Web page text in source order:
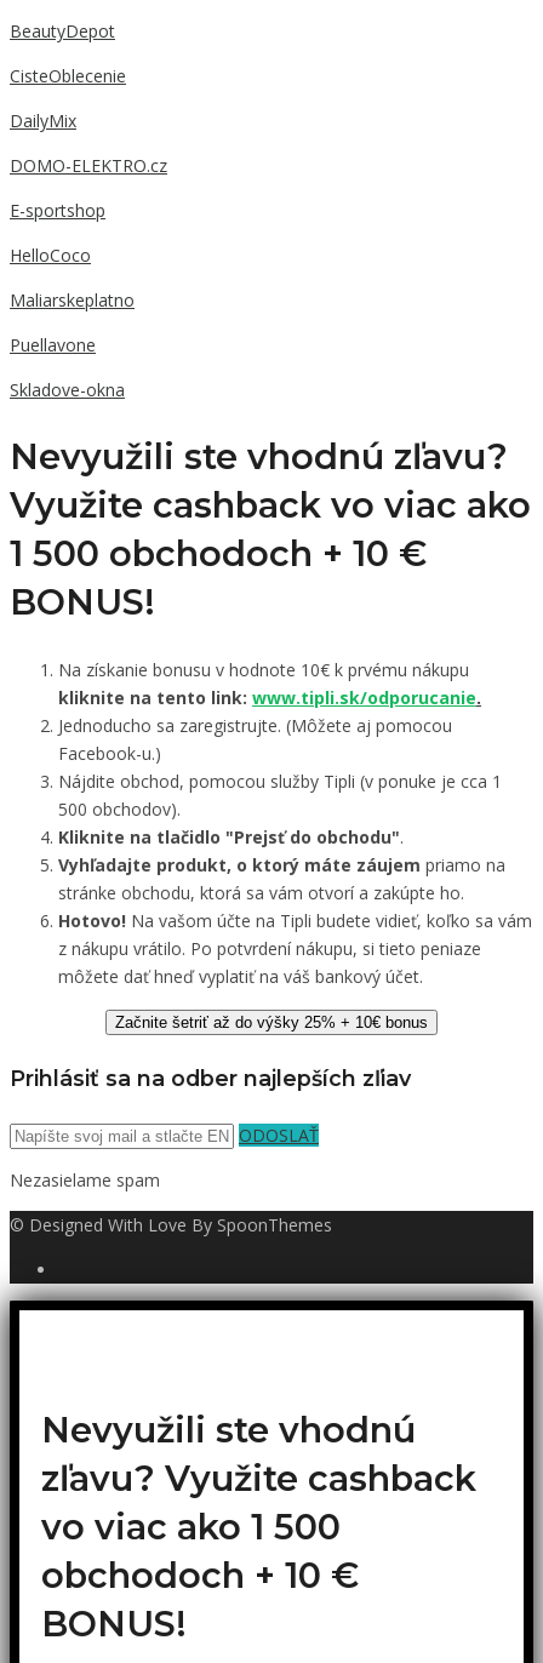
BeautyDepot
CisteOblecenie
DailyMix
DOMO-ELEKTRO.cz
E-sportshop
HelloCoco
Maliarskeplatno
Puellavone
Skladove-okna
Nevyužili ste vhodnú zľavu?
Využite cashback vo viac ako
1 500 obchodoch + 10 €
BONUS!
Na získanie bonusu v hodnote 10€ k prvému nákupu
kliknite na tento link: www.tipli.sk/odporucanie.
Jednoducho sa zaregistrujte. (Môžete aj pomocou
Facebook-u.)
Nájdite obchod, pomocou služby Tipli (v ponuke je cca 1
500 obchodov).
Kliknite na tlačidlo "Prejsť do obchodu".
Vyhľadajte produkt, o ktorý máte záujem priamo na
stránke obchodu, ktorá sa vám otvorí a zakúpte ho.
Hotovo! Na vašom účte na Tipli budete vidieť, koľko sa vám
z nákupu vrátilo. Po potvrdení nákupu, si tieto peniaze
môžete dať hneď vyplatiť na váš bankový účet.
Začnite šetriť až do výšky 25% + 10€ bonus
Prihlásiť sa na odber najlepších zľiav
ODOSLAŤ
Nezasielame spam
© Designed With Love By SpoonThemes
Nevyužili ste vhodnú
zľavu? Využite cashback
vo viac ako 1 500
obchodoch + 10 €
BONUS!